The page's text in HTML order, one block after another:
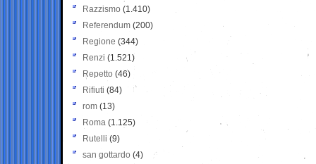
Razzismo (1.410)
Referendum (200)
Regione (344)
Renzi (1.521)
Repetto (46)
Rifiuti (84)
rom (13)
Roma (1.125)
Rutelli (9)
san gottardo (4)